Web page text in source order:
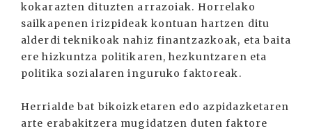
kokarazten dituzten arrazoiak. Horrelako
sailkapenen irizpideak kontuan hartzen ditu
alderdi teknikoak nahiz finantzazkoak, eta baita
ere hizkuntza politikaren, hezkuntzaren eta
politika sozialaren inguruko faktoreak.
Herrialde bat bikoizketaren edo azpidazketaren
arte erabakitzera mugidatzen duten faktore